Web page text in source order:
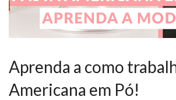
Aprenda a como
Americana em Pó!